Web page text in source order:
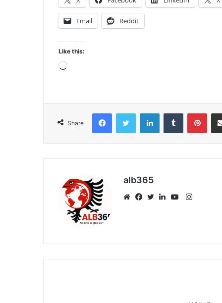
Email Reddit
Like this:
Loading…
Share
FacebookTwitter LinkedInTumblr
alb365
Instagram